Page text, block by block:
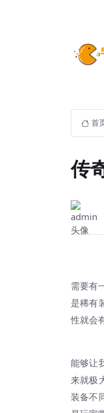
首
传
需要有
是稀有
性就会
能够让
来就极
装备不